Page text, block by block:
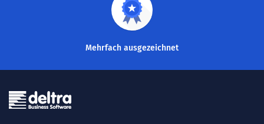
Mehrfach ausgezeichnet